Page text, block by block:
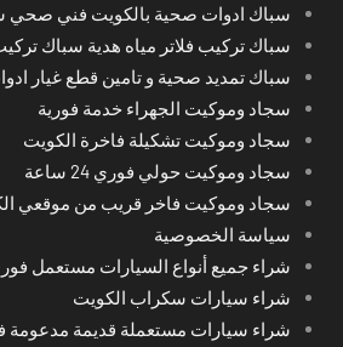
سباك ادوات صحية بالكويت فني صحي
سباك تركيب فلاتر مياه هدية سباك
سباك تمديد صحية و تامين قطع غيار
سجاد وموكيت الجهراء خدمة فورية
سجاد وموكيت تشكيلة فاخرة الكويت
سجاد وموكيت حولي فوري 24 ساعة
سجاد وموكيت فاخر قريب من موقعي
سياسة الخصوصية
شراء جميع أنواع السيارات مستعمل
شراء سيارات سكراب الكويت
شراء سيارات مستعملة قديمة مدعومة